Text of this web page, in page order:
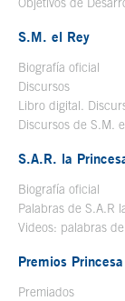
Objetivos de
S.M. el Rey
Biografía oficial
Discursos
Libro digital.
Discursos de S.M.
S.A.R. la
Biografía oficial
Palabras de S.A.R
Videos: palabras
Premios
Premiados